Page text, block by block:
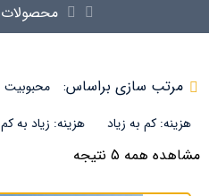
محصولات
مشاهده همه 5 نتیجه
مرتب سازی براساس: محبوبیت
هزینه: کم به زیاد
هزینه: زیاد به کم